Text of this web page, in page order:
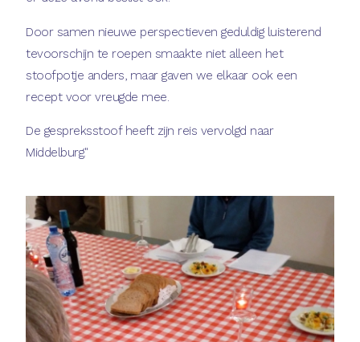
Door samen nieuwe perspectieven geduldig luisterend
tevoorschijn te roepen smaakte niet alleen het
stoofpotje anders, maar gaven we elkaar ook een
recept voor vreugde mee.
De gespreksstoof heeft zijn reis vervolgd naar
Middelburg."